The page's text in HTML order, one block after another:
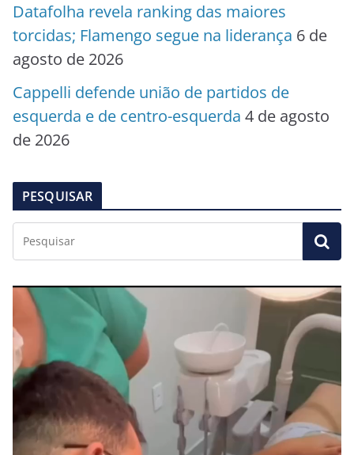
Datafolha revela ranking das maiores
torcidas; Flamengo segue na liderança 6 de
agosto de 2026
Cappelli defende união de partidos de
esquerda e de centro-esquerda 4 de agosto
de 2026
PESQUISAR